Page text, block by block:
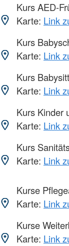
Kurs AED-
Karte: Link
Kurs
Karte: Link
Kurs
Karte: Link
Kurs Kinder
Karte: Link
Kurs
Karte: Link
Kurse
Karte: Link
Kurse
Karte: Link